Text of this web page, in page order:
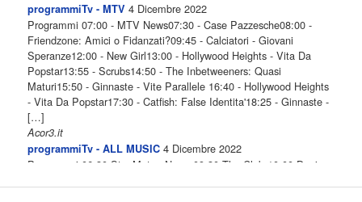
programmiTv - MTV 4 Dicembre 2022
Programmi 07:00 - MTV News07:30 - Case Pazzesche08:00 -
Friendzone: Amici o Fidanzati?09:45 - Calciatori - Giovani
Speranze12:00 - New Girl13:00 - Hollywood Heights - Vita Da
Popstar13:55 - Scrubs14:50 - The Inbetweeners: Quasi
Maturi15:50 - Ginnaste - Vite Parallele 16:40 - Hollywood Heights
- Vita Da Popstar17:30 - Catfish: False Identita'18:25 - Ginnaste -
[…]
Acor3.it
programmiTv - ALL MUSIC 4 Dicembre 2022
Programmi 06.30 Star.Meteo.News 09.30 The Club 10.00 Deejay